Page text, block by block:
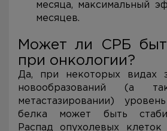
месяца, максимальный
месяцев.
Может ли СРБ
при онкологии?
Да, при некоторых видах
новообразований (а
метастазировании)
белка может быть
Распад опухолевых клеток